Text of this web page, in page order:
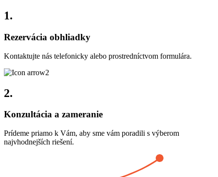
1.
Rezervácia obhliadky
Kontaktujte nás telefonicky alebo prostredníctvom formulára.
2.
Konzultácia a zameranie
Prídeme priamo k Vám, aby sme vám poradili s výberom
najvhodnejších riešení.